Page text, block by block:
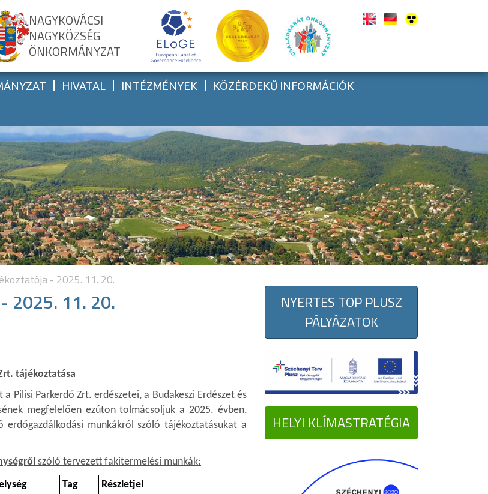
NAGYKOVÁCSI
NAGYKÖZSÉG
ÖNKORMÁNYZAT
HIVATAL INTÉZMÉNYEK KÖZÉRDEKŰ INFORMÁCIÓK
- 2025. 11. 20.
2025. 11. 20.
tájékoztatása
Pilisi Parkerdő Zrt. erdészetei, a Budakeszi Erdészet és
megfelelően ezúton tolmácsoljuk a 2025. évben,
erdőgazdálkodási munkákról szóló tájékoztatásukat a
szóló tervezett fakitermelési munkák:
Tag Részletjel
NYERTES TOP PLUSZ
PÁLYÁZATOK
HELYI KLÍMASTRATÉGIA